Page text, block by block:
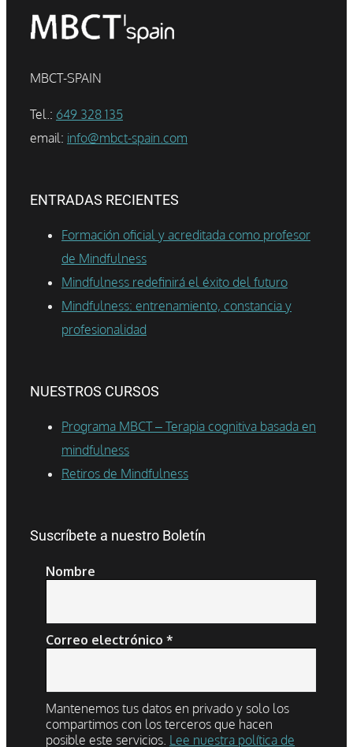
MBCT-SPAIN
Tel.: 649 328 135
email: info@mbct-spain.com
ENTRADAS RECIENTES
Formación oficial y acreditada como profesor
de Mindfulness
Mindfulness redefinirá el éxito del futuro
Mindfulness: entrenamiento, constancia y
profesionalidad
NUESTROS CURSOS
Programa MBCT – Terapia cognitiva basada en
mindfulness
Retiros de Mindfulness
Suscríbete a nuestro Boletín
Nombre
Correo electrónico *
Mantenemos tus datos en privado y solo los
compartimos con los terceros que hacen
posible este servicios. Lee nuestra política de